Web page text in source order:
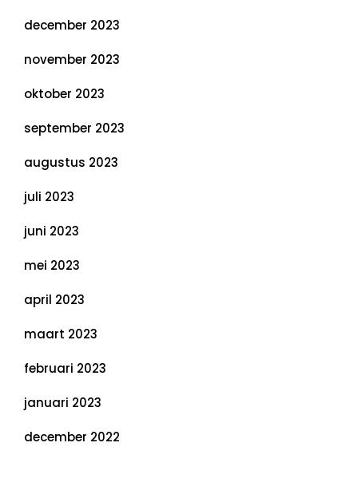
december 2023
november 2023
oktober 2023
september 2023
augustus 2023
juli 2023
juni 2023
mei 2023
april 2023
maart 2023
februari 2023
januari 2023
december 2022